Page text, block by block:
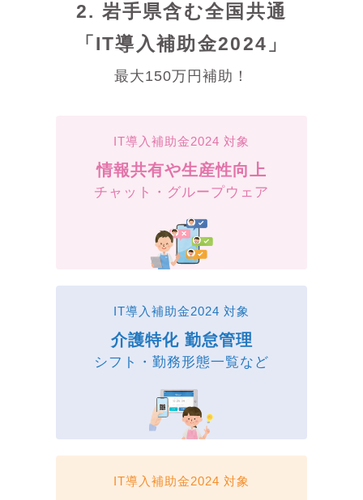
2. 岩手県含む全国共通
「IT導入補助金2024」
最大150万円補助！
IT導入補助金2024 対象
情報共有や生産性向上
チャット・グループウェア
IT導入補助金2024 対象
介護特化 勤怠管理
シフト・勤務形態一覧など
IT導入補助金2024 対象